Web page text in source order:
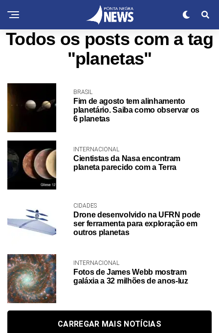
Todos os posts com a tag
"planetas"
BRASIL
Fim de agosto tem alinhamento
planetário. Saiba como observar os
6 planetas
INTERNACIONAL
Cientistas da Nasa encontram
planeta parecido com a Terra
CIDADES
Drone desenvolvido na UFRN pode
ser ferramenta para exploração em
outros planetas
INTERNACIONAL
Fotos de James Webb mostram
galáxia a 32 milhões de anos-luz
CARREGAR MAIS NOTÍCIAS